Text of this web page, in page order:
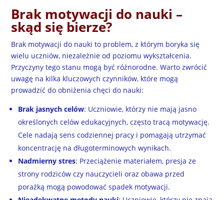
Brak motywacji do nauki –
skąd się bierze?
Brak motywacji do nauki to problem, z którym boryka się
wielu uczniów, niezależnie od poziomu wykształcenia.
Przyczyny tego stanu mogą być różnorodne. Warto zwrócić
uwagę na kilka kluczowych czynników, które mogą
prowadzić do obniżenia chęci do nauki:
Brak jasnych celów: Uczniowie, którzy nie mają jasno
określonych celów edukacyjnych, często tracą motywację.
Cele nadają sens codziennej pracy i pomagają utrzymać
koncentrację na długoterminowych wynikach.
Nadmierny stres: Przeciążenie materiałem, presja ze
strony rodziców czy nauczycieli oraz obawa przed
porażką mogą powodować spadek motywacji.